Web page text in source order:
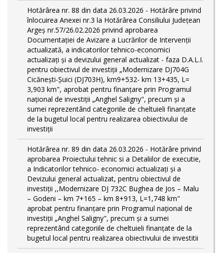
Hotărârea nr. 88 din data 26.03.2026 - Hotărâre privind
înlocuirea Anexei nr.3 la Hotărârea Consiliului Județean
Argeș nr.57/26.02.2026 privind aprobarea
Documentației de Avizare a Lucrărilor de Intervenții
actualizată, a indicatorilor tehnico-economici
actualizați și a devizului general actualizat - faza D.A.L.I.
pentru obiectivul de investiţii „Modernizare DJ704G
Cicănești-Șuici (DJ703H), km9+532- km 13+435, L=
3,903 km", aprobat pentru finanțare prin Programul
național de investiții „Anghel Saligny", precum și a
sumei reprezentând categoriile de cheltuieli finanțate
de la bugetul local pentru realizarea obiectivului de
investiții
Hotărârea nr. 89 din data 26.03.2026 - Hotărâre privind
aprobarea Proiectului tehnic si a Detaliilor de executie,
a Indicatorilor tehnico- economici actualizaţi și a
Devizului general actualizat, pentru obiectivul de
investiții ,,Modernizare DJ 732C Bughea de Jos – Malu
– Godeni – km 7+165 – km 8+913, L=1,748 km"
aprobat pentru finanțare prin Programul național de
investiții „Anghel Saligny", precum și a sumei
reprezentând categoriile de cheltuieli finanțate de la
bugetul local pentru realizarea obiectivului de investitii